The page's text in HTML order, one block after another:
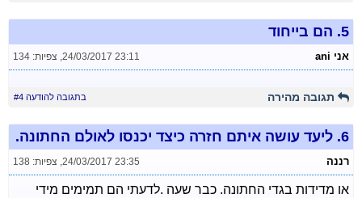
5. הם בייחוד
אני ani 24/03/2017 23:11
, צפיות: 134
תגובה מהירה בתגובה להודעה #4
6. ליעד עושה איתם חזרה כיצד יכנסו לאולם החתונה.
רננה 24/03/2017 23:35
, צפיות: 138
או מדידות בגדי החתונה. כבר שעה .לדעתי הם תמימים מידי